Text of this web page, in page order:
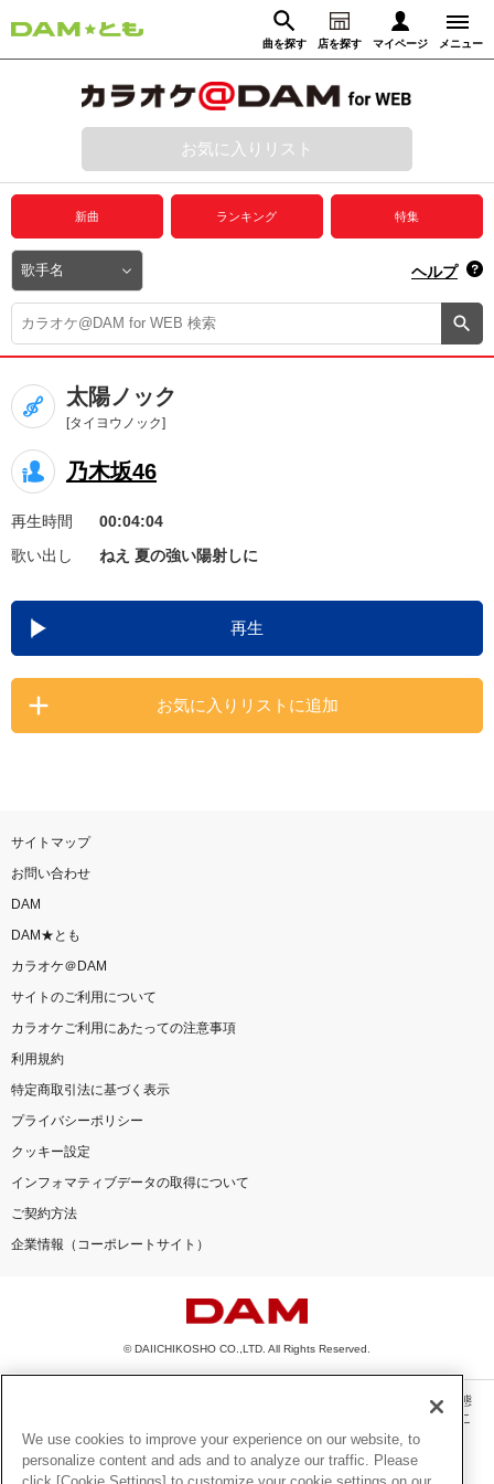
曲を探す 店を探す マイページ メニュー
動画からさがす 録音からさがす
ログイン
プレミアムサービス
DAM★とも動画
DAM★とも録音
カラオケ＠DAM
ユーザー検索
キャンペーン
お知らせ よくあるご質問
DAMの新曲・ランキングなど
カラオケ最新情報をチェック！
お気に入りリスト
新曲 ランキング 特集
ヘルプ
太陽ノック
[タイヨウノック]
乃木坂46
再生時間
00:04:04
歌い出し
ねえ 夏の強い陽射しに
再生
お気に入りリストに追加
サイトマップ
お問い合わせ
DAM
DAM★とも
カラオケ＠DAM
サイトのご利用について
カラオケご利用にあたっての注意事項
利用規約
特定商取引法に基づく表示
プライバシーポリシー
クッキー設定
インフォマティブデータの取得について
ご契約方法
企業情報（コーポレートサイト）
© DAIICHIKOSHO CO.,LTD. All Rights Reserved.
このサイトに掲載されている一切の文章・画像・写真・動画・音声等を、手段や形態
を問わず、著作権法の定める範囲を超えて無断で複製、転載、ファイル化などするこ
とを禁じます。
楽曲及びコンテンツは、機種によりご利用いただけない場合があります。
We use cookies to improve your experience on our website, to
personalize content and ads and to analyze our traffic. Please